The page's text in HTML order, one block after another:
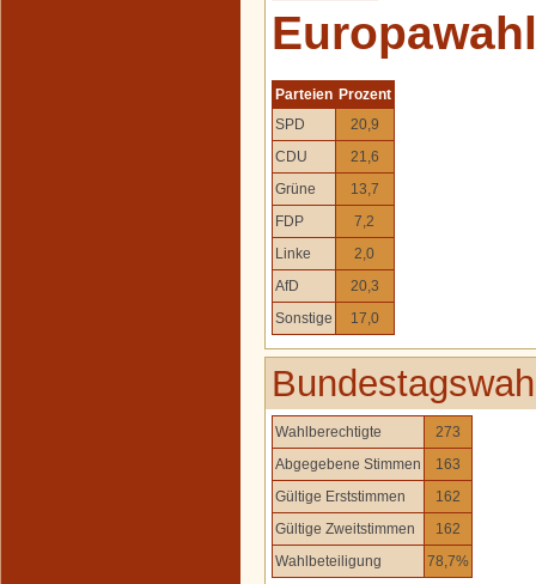
Europawahl
Parteien Prozent
SPD
20,9
CDU
21,6
Grüne
13,7
FDP
7,2
Linke
2,0
AfD
20,3
Sonstige
17,0
Wahlberechtigte
273
Abgegebene Stimmen
163
Gültige Erststimmen
162
Gültige Zweitstimmen
162
Wahlbeteiligung
78,7%